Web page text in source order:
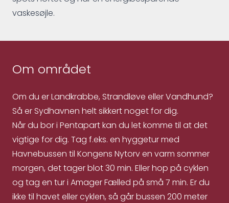
vaskesøjle.
Om området
Om du er Landkrabbe, Strandløve eller Vandhund?
Så er Sydhavnen helt sikkert noget for dig.
Når du bor i Pentapart kan du let komme til at det
vigtige for dig. Tag f.eks. en hyggetur med
Havnebussen til Kongens Nytorv en varm sommer
morgen, det tager blot 30 min. Eller hop på cyklen
og tag en tur i Amager Fælled på små 7 min. Er du
ikke til havet eller cyklen, så går bussen 200 meter